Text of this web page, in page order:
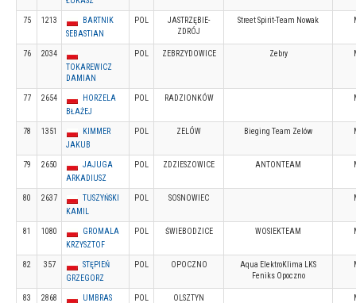
75 1213
BARTNIK
SEBASTIAN
POL
JASTRZĘBIE-
ZDRÓJ
Street Spirit-Team Nowak
76
2034
TOKAREWICZ
DAMIAN
POL ZEBRZYDOWICE Zebry
77 2654
HORZELA
BŁAŻEJ
POL RADZIONKÓW
78 1351
KIMMER
JAKUB
POL ZELÓW Bieging Team Zelów
79 2650
JAJUGA
ARKADIUSZ
POL ZDZIESZOWICE ANTONTEAM
80 2637
TUSZYŃSKI
KAMIL
POL SOSNOWIEC
81 1080
GROMALA
KRZYSZTOF
POL ŚWIEBODZICE WOSIEKTEAM
82 357
STĘPIEŃ
GRZEGORZ
POL OPOCZNO
Aqua ElektroKlima LKS
Feniks Opoczno
83 2868
UMBRAS
POL OLSZTYN